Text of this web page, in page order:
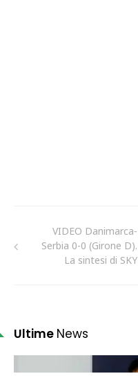
VIDEO Danimarca-
Serbia 0-0 (Girone D).
La sintesi di SKY
Ultime News